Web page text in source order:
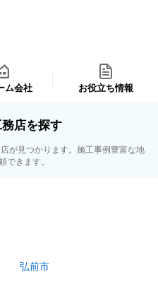
ム会社 お役立ち情報
店を探す
が見つかります。施工事例豊富な地
きます。
弘前市